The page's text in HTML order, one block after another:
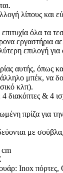
λίπους και
όλα τα
εργαστήρια
επιλογή
αυτής, όπως
μπέκ, να
κλπ).
διακόπτες & 4
πρίζα για
με
Inox πόρτες,